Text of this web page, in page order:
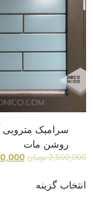
سرامیک مترویی
روشن مات
2,500,000 تومان
انتخاب گزینه